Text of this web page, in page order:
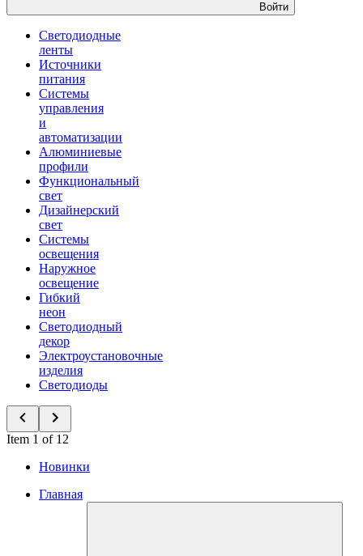
Войти
Светодиодные
ленты
Источники
питания
Системы
управления
и
автоматизации
Алюминиевые
профили
Функциональный
свет
Дизайнерский
свет
Системы
освещения
Наружное
освещение
Гибкий
неон
Светодиодный
декор
Электроустановочные
изделия
Светодиоды
Item 1 of 12
Новинки
Главная